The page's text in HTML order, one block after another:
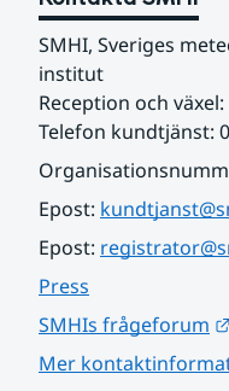
SMHI, Sveriges
institut
Reception och växel:
Telefon kundtjänst:
Epost:
Epost:
Press
SMHIs frågeforum
Mer